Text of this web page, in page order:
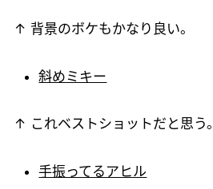
↑ 背景のボケもかなり良い。
斜めミキー
↑ これベストショットだと思う。
手振ってるアヒル